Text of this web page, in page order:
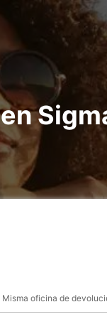
Misma oficina de